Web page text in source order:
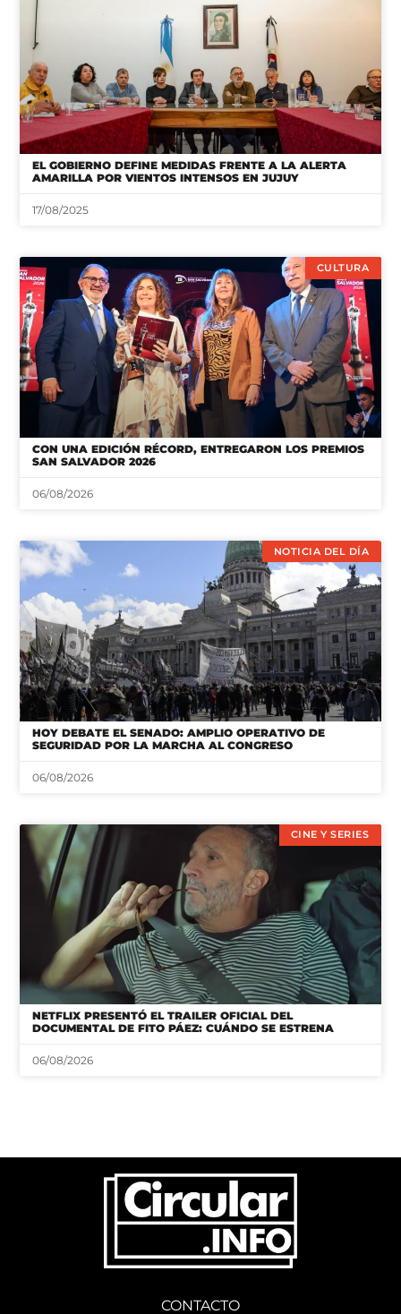
EL GOBIERNO DEFINE MEDIDAS FRENTE A LA ALERTA
AMARILLA POR VIENTOS INTENSOS EN JUJUY
17/08/2025
CULTURA
CON UNA EDICIÓN RÉCORD, ENTREGARON LOS PREMIOS
SAN SALVADOR 2026
06/08/2026
NOTICIA DEL DÍA
HOY DEBATE EL SENADO: AMPLIO OPERATIVO DE
SEGURIDAD POR LA MARCHA AL CONGRESO
06/08/2026
CINE Y SERIES
NETFLIX PRESENTÓ EL TRAILER OFICIAL DEL
DOCUMENTAL DE FITO PÁEZ: CUÁNDO SE ESTRENA
06/08/2026
CONTACTO